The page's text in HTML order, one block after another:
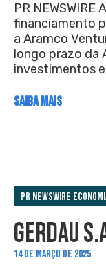
PR
financiamento
a Aramco
longo prazo da
investimentos
SAIBA MAIS
PR Newswire
GERDAU
14 DE MARÇO DE 2025